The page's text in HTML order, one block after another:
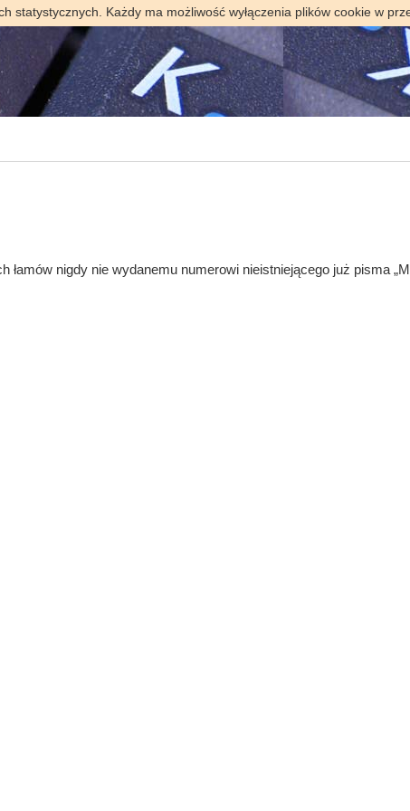
statystycznych. Każdy ma możliwość wyłączenia plików cookie w
łamów nigdy nie wydanemu numerowi nieistniejącego już pisma